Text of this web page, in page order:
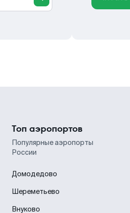
Топ аэропортов
Популярные аэропорты
России
Домодедово
Шереметьево
Внуково